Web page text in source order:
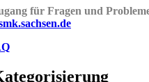
für Fragen und